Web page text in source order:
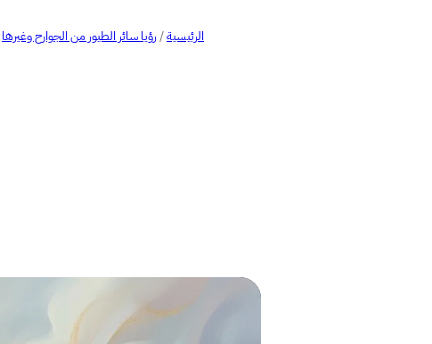
الرئيسية/رؤيا سائر الطيور من الجوارح وغيرها